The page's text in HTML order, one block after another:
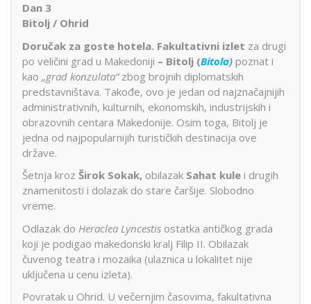
Dan 3
Bitolj / Ohrid
Doručak za goste hotela. Fakultativni izlet za drugi
po veličini grad u Makedoniji – Bitolj (Bitola) poznat i
kao „grad konzulata“ zbog brojnih diplomatskih
predstavništava. Takođe, ovo je jedan od najznačajnijih
administrativnih, kulturnih, ekonomskih, industrijskih i
obrazovnih centara Makedonije. Osim toga, Bitolj je
jedna od najpopularnijih turističkih destinacija ove
države.
Šetnja kroz Širok Sokak, obilazak Sahat kule i drugih
znamenitosti i dolazak do stare čaršije. Slobodno
vreme.
Odlazak do Heraclea Lyncestis ostatka antičkog grada
koji je podigao makedonski kralj Filip II. Obilazak
čuvenog teatra i mozaika (ulaznica u lokalitet nije
uključena u cenu izleta).
Povratak u Ohrid. U večernjim časovima, fakultativna